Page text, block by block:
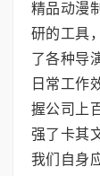
精品动漫
研的工具
了各种导
日常工作
握公司上
强了卡其
我们自身